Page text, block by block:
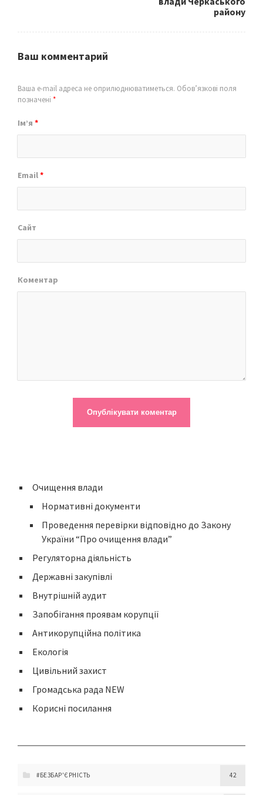
району
Ваш комментарий
Ваша e-mail адреса не оприлюднюватиметься. Обов’язкові поля
позначені *
Ім’я *
Email*
Сайт
Коментар
Очищення влади
Нормативні документи
Проведення перевірки відповідно до Закону
України “Про очищення влади”
Регуляторна діяльність
Державні закупівлі
Внутрішній аудит
Запобігання проявам корупції
Антикорупційна політика
Екологія
Цивільний захист
Громадська рада NEW
Корисні посилання
#БЕЗБАР'ЄРНІСТЬ 42